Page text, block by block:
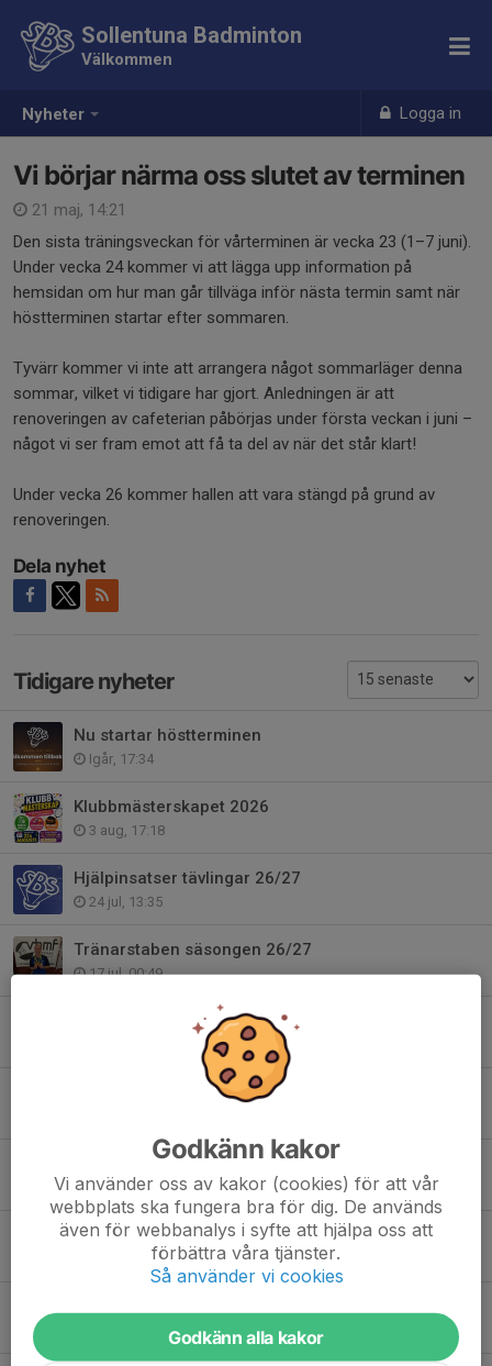
Nyheter Logga in
Sollentuna Badminton
Välkommen
Vi börjar närma oss slutet av terminen
21 maj, 14:21
Den sista träningsveckan för vårterminen är vecka 23 (1–7 juni).
Under vecka 24 kommer vi att lägga upp information på
hemsidan om hur man går tillväga inför nästa termin samt när
höstterminen startar efter sommaren.
Tyvärr kommer vi inte att arrangera något sommarläger denna
sommar, vilket vi tidigare har gjort. Anledningen är att
renoveringen av cafeterian påbörjas under första veckan i juni –
något vi ser fram emot att få ta del av när det står klart!
Under vecka 26 kommer hallen att vara stängd på grund av
renoveringen.
Dela nyhet
Tidigare nyheter
Nu startar höstterminen
Igår, 17:34
Klubbmästerskapet 2026
3 aug, 17:18
Hjälpinsatser tävlingar 26/27
24 jul, 13:35
Tränarstaben säsongen 26/27
17 jul, 00:49
Kort uppdatering SBS
Förändringar i föreningens organisation
20 jun, 15:47
Fyris Open GP 3 resultat
8 jun, 11:16
Godkänn kakor
Vi använder oss av kakor (cookies) för att vår
webbplats ska fungera bra för dig. De används
även för webbanalys i syfte att hjälpa oss att
förbättra våra tjänster.
Så använder vi cookies
Godkänn alla kakor